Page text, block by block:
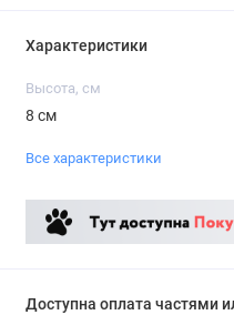
Характеристики
Высота, см
8 см
Все характеристики
Доступна оплата частями